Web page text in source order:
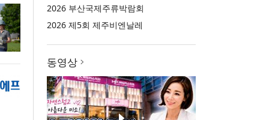
2026 부산국제주류박람회
2026 제5회 제주비엔날레
동영상